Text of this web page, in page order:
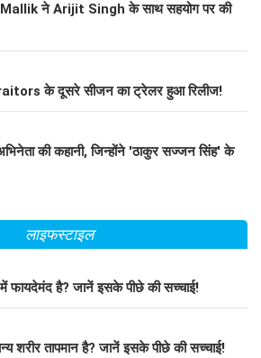
ने Arijit Singh के साथ सहयोग पर की
के दूसरे सीजन का ट्रेलर हुआ रिलीज!
की कहानी, जिन्होंने 'ठाकुर सज्जन सिंह' के
लाइफस्टाइल
में फायदेमंद है? जानें इसके पीछे की सच्चाई!
शरीर तापमान है? जानें इसके पीछे की सच्चाई!